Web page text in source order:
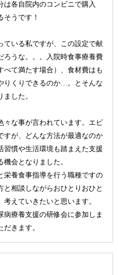
は各自院内のコンビニで購入
そうです！
ている私ですが、この設定で献
ろうな。。。入院時食事療養費
べて満たす場合）、食材費はも
りくりできるのか…。とそんな
した。
々な事が言われています。エビ
すが、どんな方法が最適なのか
習慣や生活環境も踏まえた支援
会となりました。
栄養食事指導を行う職種ですの
と相談しながらおひとりおひと
えていきたいと思います。
療養支援の研修会に参加しま
きます。